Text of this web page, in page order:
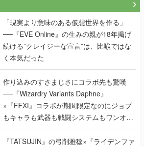
「現実より意味のある仮想世界を作る」
──『EVE Online』の生みの親が18年掲げ
続ける”クレイジーな宣言”は、比喩ではな
く本気だった
作り込みのすさまじさにコラボ先も驚嘆
──『Wizardry Variants Daphne』
×『FFXI』コラボが期間限定なのにジョブ
もキャラも武器も戦闘システムもワンオフ
で作り込まれた理由を両ディレクターに聞
く
『TATSUJIN』の弓削雅稔×『ライデンファ